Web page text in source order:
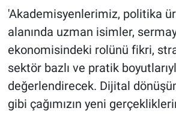
'Akademisyenlerimiz, politika
alanında uzman isimler,
ekonomisindeki rolünü fikri,
sektör bazlı ve pratik
değerlendirecek. Dijital
gibi çağımızın yeni